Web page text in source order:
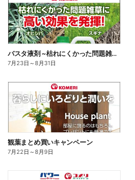
バスタ液剤 ~枯れにくかった問題雑草に高い効果を発揮!~
7月23日 ～8月31日
観葉まとめ買いキャンペーン
7月22日 ～8月9日